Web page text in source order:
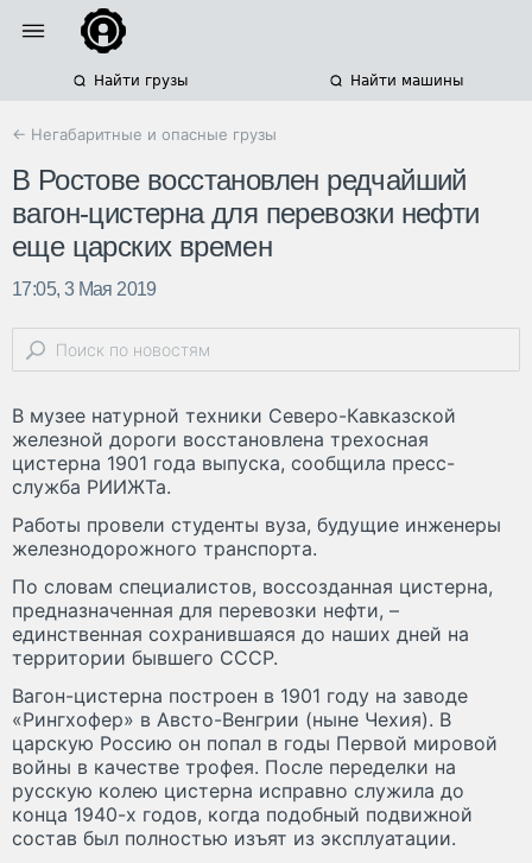
Найти грузы Найти машины
← Негабаритные и опасные грузы
В Ростове восстановлен редчайший
вагон-цистерна для перевозки нефти
еще царских времен
17:05, 3 Мая 2019
В музее натурной техники Северо-Кавказской
железной дороги восстановлена трехосная
цистерна 1901 года выпуска, сообщила пресс-
служба РИИЖТа.
Работы провели студенты вуза, будущие инженеры
железнодорожного транспорта.
По словам специалистов, воссозданная цистерна,
предназначенная для перевозки нефти, –
единственная сохранившаяся до наших дней на
территории бывшего СССР.
Вагон-цистерна построен в 1901 году на заводе
«Рингхофер» в Австо-Венгрии (ныне Чехия). В
царскую Россию он попал в годы Первой мировой
войны в качестве трофея. После переделки на
русскую колею цистерна исправно служила до
конца 1940-х годов, когда подобный подвижной
состав был полностью изъят из эксплуатации.